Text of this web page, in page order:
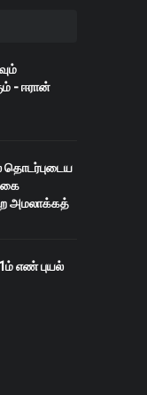
- ஈரான்
தொடர்புடைய
அமலாக்கத்
எண் புயல்